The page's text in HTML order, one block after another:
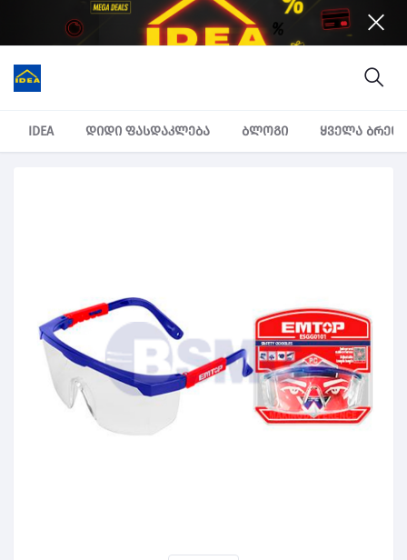
IDEA დიდი ფასდაკლება ბლოგი ყველა